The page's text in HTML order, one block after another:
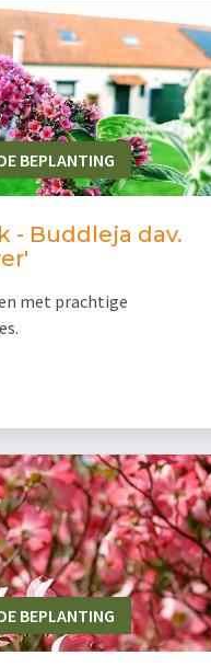
BEPLANTING
- Buddleja dav.
met prachtige
BEPLANTING